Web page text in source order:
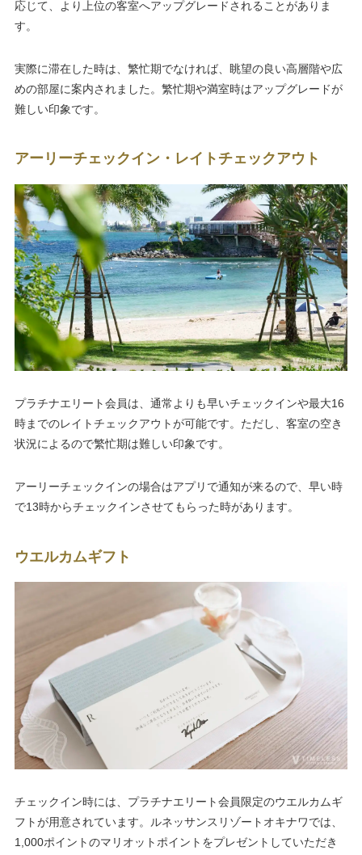
応じて、より上位の客室へアップグレードされることがありま
す。
実際に滞在した時は、繁忙期でなければ、眺望の良い高層階や広
めの部屋に案内されました。繁忙期や満室時はアップグレードが
難しい印象です。
アーリーチェックイン・レイトチェックアウト
プラチナエリート会員は、通常よりも早いチェックインや最大16
時までのレイトチェックアウトが可能です。ただし、客室の空き
状況によるので繁忙期は難しい印象です。
アーリーチェックインの場合はアプリで通知が来るので、早い時
で13時からチェックインさせてもらった時があります。
ウエルカムギフト
チェックイン時には、プラチナエリート会員限定のウエルカムギ
フトが用意されています。ルネッサンスリゾートオキナワでは、
1,000ポイントのマリオットポイントをプレゼントしていただき